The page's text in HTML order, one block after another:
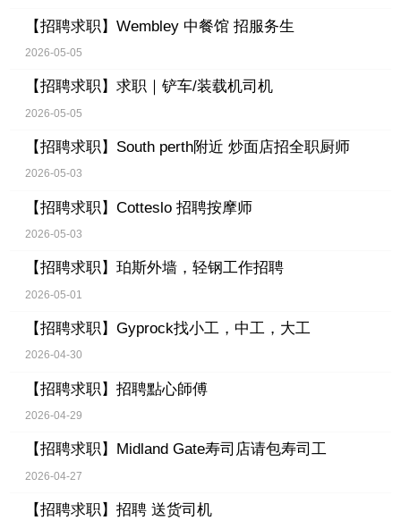
【招聘求职】 Wembley 中餐馆 招服务生
2026-05-05
【招聘求职】 求职｜铲车/装载机司机
2026-05-05
【招聘求职】 South perth附近 炒面店招全职厨师
2026-05-03
【招聘求职】 Cotteslo 招聘按摩师
2026-05-03
【招聘求职】 珀斯外墙，轻钢工作招聘
2026-05-01
【招聘求职】 Gyprock找小工，中工，大工
2026-04-30
【招聘求职】 招聘點心師傅
2026-04-29
【招聘求职】 Midland Gate寿司店请包寿司工
2026-04-27
【招聘求职】 招聘 送货司机